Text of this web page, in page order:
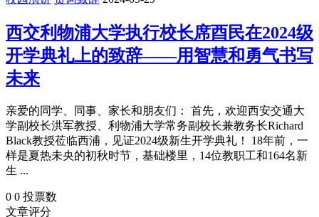
西交利物浦大学执行校长席酉民在2024级
开学典礼上的致辞——用智慧和勇气书写
未来
亲爱的同学、同事、家长和朋友们： 首先，欢迎西安交通大
学副校长洪军教授、利物浦大学常务副校长兼教务长Richard
Black教授莅临西浦，见证2024级新生开学典礼！ 18年前，一
样是夏热未央的初秋时节，基础楼里，14位教职工和164名新
生 ...
0 0 投票数
文章评分